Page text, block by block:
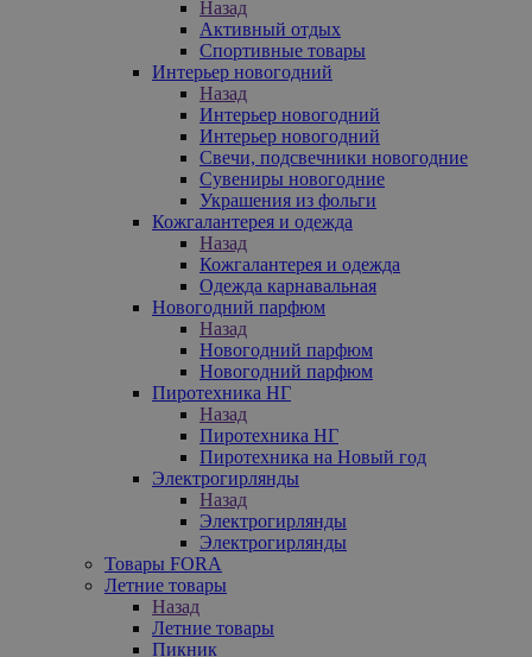
Назад
Активный отдых
Спортивные товары
Интерьер новогодний
Назад
Интерьер новогодний
Интерьер новогодний
Свечи, подсвечники новогодние
Сувениры новогодние
Украшения из фольги
Кожгалантерея и одежда
Назад
Кожгалантерея и одежда
Одежда карнавальная
Новогодний парфюм
Назад
Новогодний парфюм
Новогодний парфюм
Пиротехника НГ
Назад
Пиротехника НГ
Пиротехника на Новый год
Электрогирлянды
Назад
Электрогирлянды
Электрогирлянды
Товары FORA
Летние товары
Назад
Летние товары
Пикник